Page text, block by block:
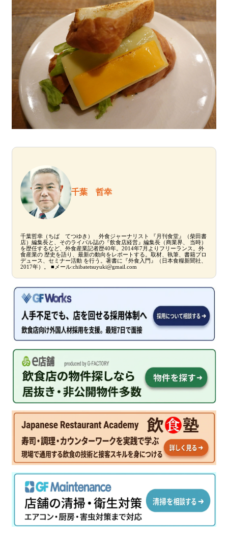
千葉 哲幸
千葉哲幸（ちば てつゆき） 外食ジャーナリスト 『月刊食堂』（柴田書
店）編集長と、そのライバル誌の『飲食店経営』編集長（商業界、 当時）
を歴任するなど、外食産業記者歴40年。2014年7月よりフリーランス。外
食産業の 歴史を語り、最新の動向をレポートする。取材、執筆、書籍プロ
デュース、セミナー活動 を行う。著書に『外食入門』（日本食糧新聞社、
2017年）。 ■メール:chibatetsuyuki@gmail.com